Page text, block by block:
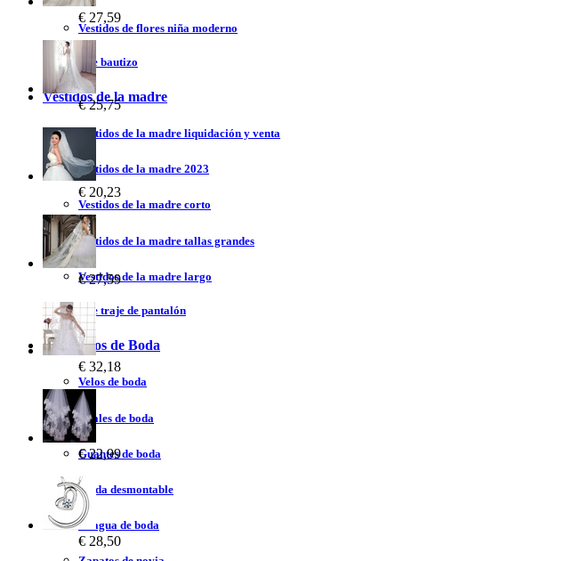
Vestidos de flores niña moderno
Vestidos de bautizo
Vestidos de la madre
Vestidos de la madre liquidación y venta
Vestidos de la madre 2023
Vestidos de la madre corto
Vestidos de la madre tallas grandes
Vestidos de la madre largo
Vestidos de traje de pantalón
Accesorios de Boda
Velos de boda
Chales de boda
Guantes de boda
Falda desmontable
Enagua de boda
€ 27,59
€ 25,75
€ 20,23
€ 27,59
€ 32,18
€ 22,99
€ 28,50